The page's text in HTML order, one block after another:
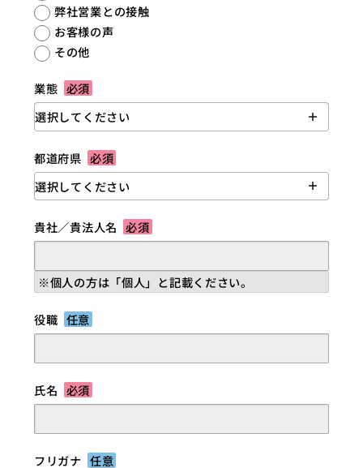
弊社営業との接触
お客様の声
その他
業態 必須
都道府県 必須
貴社／貴法人名 必須
※個人の方は「個人」と記載ください。
役職 任意
氏名 必須
フリガナ 任意